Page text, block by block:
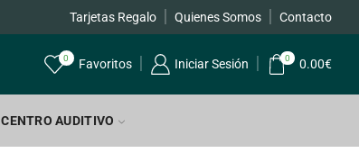
Tarjetas Regalo Quienes Somos Contacto
0 Favoritos Iniciar Sesión 0 0.00€
CENTRO AUDITIVO